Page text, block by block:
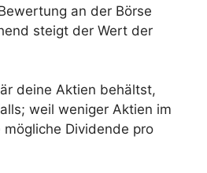
an der Börse
steigt der Wert der
deine Aktien behältst,
weil weniger Aktien im
Dividende pro